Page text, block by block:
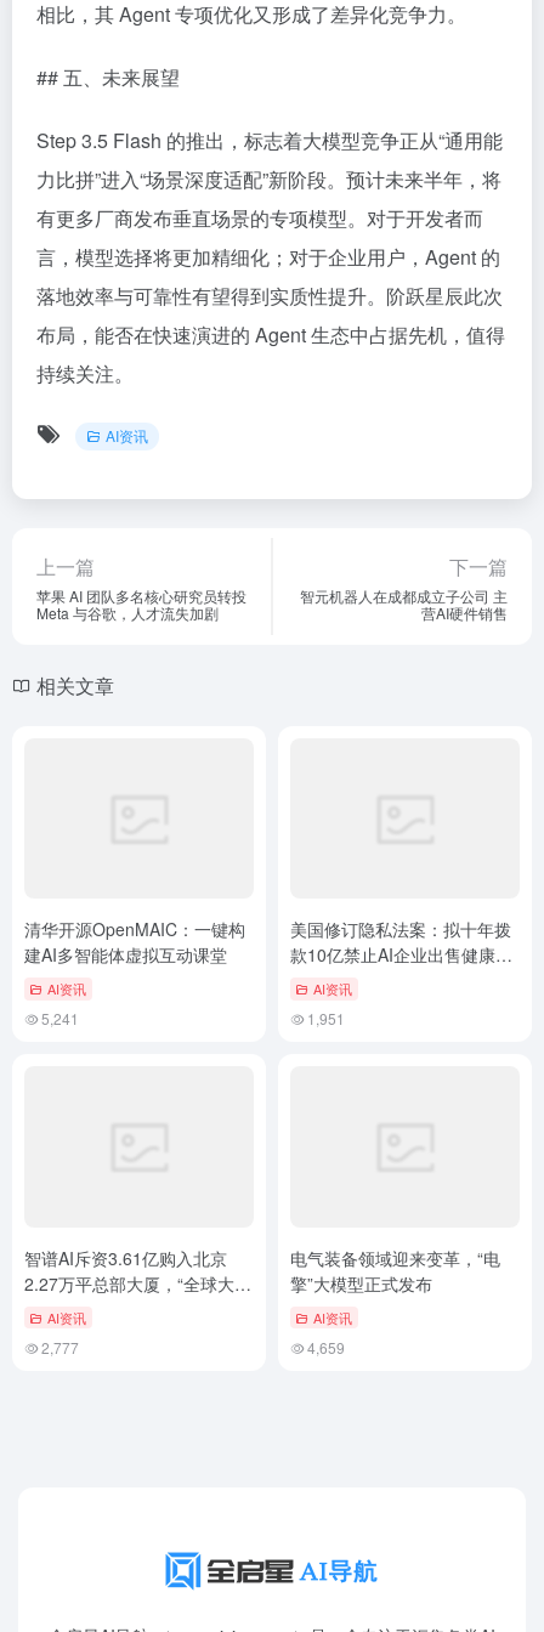
相比，其 Agent 专项优化又形成了差异化竞争力。
## 五、未来展望
Step 3.5 Flash 的推出，标志着大模型竞争正从“通用能
力比拼”进入“场景深度适配”新阶段。预计未来半年，将
有更多厂商发布垂直场景的专项模型。对于开发者而
言，模型选择将更加精细化；对于企业用户，Agent 的
落地效率与可靠性有望得到实质性提升。阶跃星辰此次
布局，能否在快速演进的 Agent 生态中占据先机，值得
持续关注。
AI资讯
上一篇
苹果 AI 团队多名核心研究员转投
Meta 与谷歌，人才流失加剧
下一篇
智元机器人在成都成立子公司 主
营AI硬件销售
相关文章
清华开源OpenMAIC：一键构
建AI多智能体虚拟互动课堂
AI资讯
5,241
美国修订隐私法案：拟十年拨
款10亿禁止AI企业出售健康数
据 AI资讯
1,951
智谱AI斥资3.61亿购入北京
2.27万平总部大厦，“全球大模
型第一股”落子京城
AI资讯
2,777
电气装备领域迎来变革，“电
擎”大模型正式发布
AI资讯
4,659